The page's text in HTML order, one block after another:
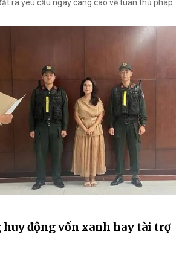
ra yêu cầu ngày càng cao về tuân thủ pháp
huy động vốn xanh hay tài trợ